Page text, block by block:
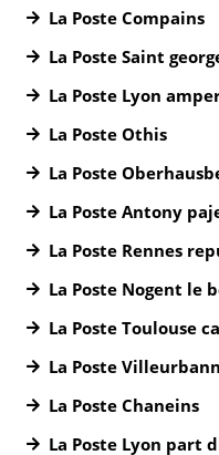
La Poste Compains
La Poste Saint
La Poste Lyon
La Poste Othis
La Poste
La Poste Antony
La Poste Rennes
La Poste Nogent le
La Poste Toulouse
La Poste
La Poste Chaneins
La Poste Lyon part